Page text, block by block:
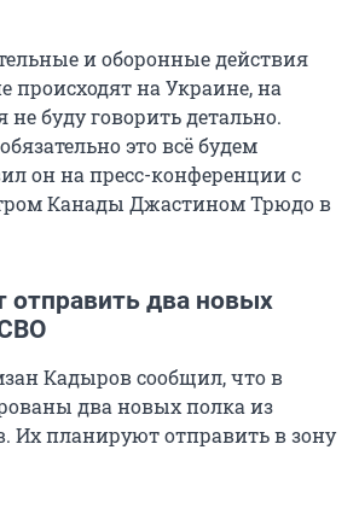
и оборонные действия
происходят на Украине, на
буду говорить детально.
это всё будем
он на пресс-конференции с
Канады Джастином Трюдо в
отправить два новых
Кадыров сообщил, что в
два новых полка из
Их планируют отправить в зону